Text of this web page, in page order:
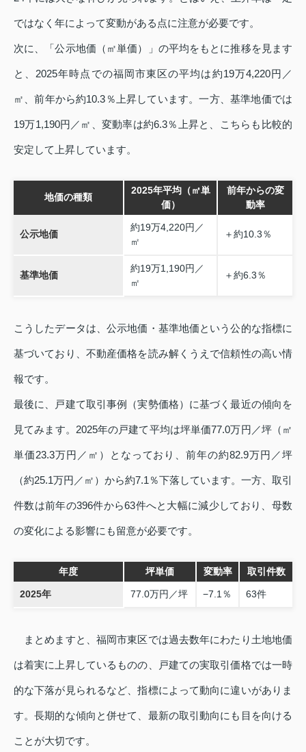
ではなく年によって変動がある点に注意が必要です。
次に、「公示地価（㎡単価）」の平均をもとに推移を見ます
と、2025年時点での福岡市東区の平均は約19万4,220円／
㎡、前年から約10.3％上昇しています。一方、基準地価では
19万1,190円／㎡、変動率は約6.3％上昇と、こちらも比較的
安定して上昇しています。
地価の種類
2025年平均（㎡単
価）
前年からの変
動率
公示地価
約19万4,220円／
㎡
＋約10.3％
基準地価
約19万1,190円／
㎡
＋約6.3％
こうしたデータは、公示地価・基準地価という公的な指標に
基づいており、不動産価格を読み解くうえで信頼性の高い情
報です。
最後に、戸建て取引事例（実勢価格）に基づく最近の傾向を
見てみます。2025年の戸建て平均は坪単価77.0万円／坪（㎡
単価23.3万円／㎡）となっており、前年の約82.9万円／坪
（約25.1万円／㎡）から約7.1％下落しています。一方、取引
件数は前年の396件から63件へと大幅に減少しており、母数
の変化による影響にも留意が必要です。
年度 坪単価 変動率 取引件数
2025年 77.0万円／坪 −7.1％ 63件
まとめますと、福岡市東区では過去数年にわたり土地地価
は着実に上昇しているものの、戸建ての実取引価格では一時
的な下落が見られるなど、指標によって動向に違いがありま
す。長期的な傾向と併せて、最新の取引動向にも目を向ける
ことが大切です。